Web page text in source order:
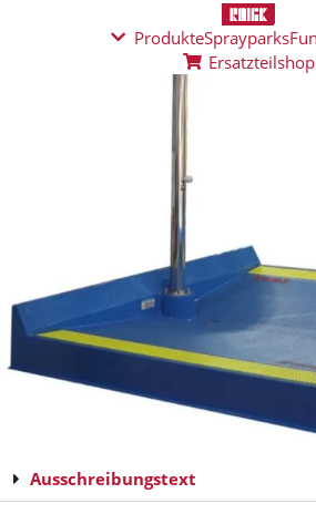
ProdukteSprayparks
Ersatzteilshop
Ausschreibungstext